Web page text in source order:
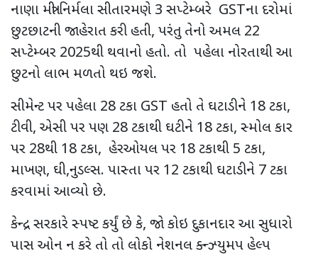
નાણા મંત્રી નિર્મલા સીતારમણે 3 સપ્ટેમ્બરે GSTના દરોમાં
છુટછાટની જાહેરાત કરી હતી, પરંતુ તેનો અમલ 22
સપ્ટેમ્બર 2025થી થવાનો હતો. તો પહેલા નોરતાથી આ
છુટનો લાભ મળતો થઇ જશે.
સીમેન્ટ પર પહેલા 28 ટકા GST હતો તે ઘટાડીને 18 ટકા,
ટીવી, એસી પર પણ 28 ટકાથી ઘટીને 18 ટકા, સ્મોલ કાર
પર 28થી 18 ટકા, હેરઓયલ પર 18 ટકાથી 5 ટકા,
માખણ, ઘી,નુડલ્સ. પાસ્તા પર 12 ટકાથી ઘટાડીને 7 ટકા
કરવામાં આવ્યો છે.
કેન્દ્ર સરકારે સ્પષ્ટ કર્યું છે કે, જો કોઇ દુકાનદાર આ સુધારો
પાસ ઓન ન કરે તો તો લોકો નેશનલ ક્ન્ઝ્યુમપ હેલ્પ